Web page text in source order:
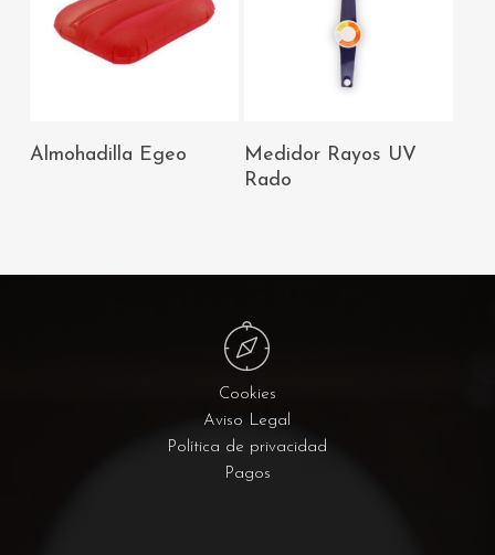
AÑADIR AL
CARRITO
Almohadilla Egeo
AÑADIR AL
CARRITO
Medidor Rayos UV
Rado
Cookies
Aviso Legal
Política de privacidad
Pagos